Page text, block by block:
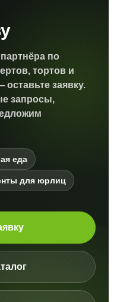
по
тортов и
заявку.
запросы,
еда
для юрлиц